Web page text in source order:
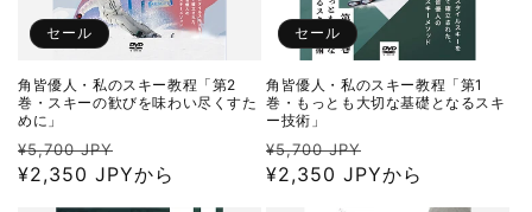
セール
角皆優人・私のスキー教程「第2
巻・スキーの歓びを味わい尽くすた
めに」
通
常
¥5,700 JPY
ー
¥2,350 JPYから
セール
角皆優人・私のスキー教程「第1
巻・もっとも大切な基礎となるスキ
ー技術」
通
常
¥5,700 JPY
ー
¥2,350 JPYから